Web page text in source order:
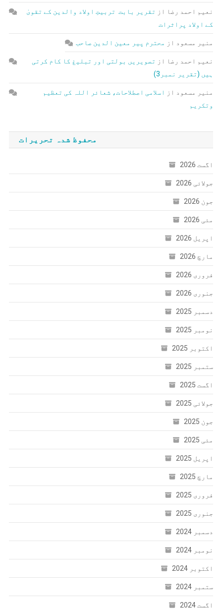
نعیم احمد رضا از تقریر بابت تربیتِ اولاد والدین کے تقویٰ
کے اولاد پراثرات
منیر مسعود از محترم پیر معین الدین صاحب
نعیم احمد رضا از تصویریں بولتی اور تبلیغ کا کام کرتی
ہیں (تقریر نمبر3)
منیر مسعود از
اسلامی اصطلاحات، شعائر اللہ کی تعظیم
وتکریم
محفوظ شدہ تحریرات
اگست 2026
جولائی 2026
جون 2026
مئی 2026
اپریل 2026
مارچ 2026
فروری 2026
جنوری 2026
دسمبر 2025
نومبر 2025
اکتوبر 2025
ستمبر 2025
اگست 2025
جولائی 2025
جون 2025
مئی 2025
اپریل 2025
مارچ 2025
فروری 2025
جنوری 2025
دسمبر 2024
نومبر 2024
اکتوبر 2024
ستمبر 2024
اگست 2024